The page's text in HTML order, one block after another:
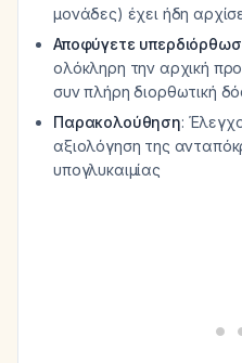
μονάδες) έχει ήδη
Αποφύγετε
ολόκληρη την αρχική
συν πλήρη διορθωτική
Παρακολούθηση:
αξιολόγηση της
υπογλυκαιμίας